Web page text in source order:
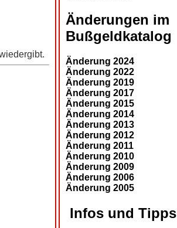
Änderungen im
Bußgeldkatalog
Änderung 2024
Änderung 2022
Änderung 2019
Änderung 2017
Änderung 2015
Änderung 2014
Änderung 2013
Änderung 2012
Änderung 2011
Änderung 2010
Änderung 2009
Änderung 2006
Änderung 2005
Infos und Tipps